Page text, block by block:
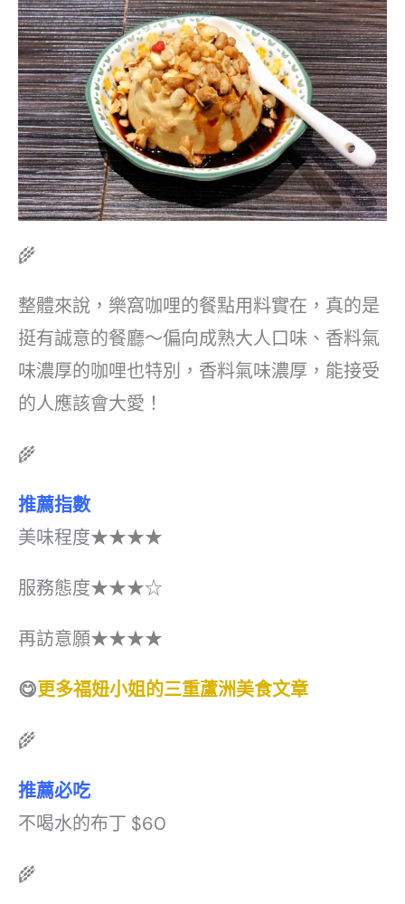
🌾
整體來說，樂窩咖哩的餐點用料實在，真的是
挺有誠意的餐廳～偏向成熟大人口味、香料氣
味濃厚的咖哩也特別，香料氣味濃厚，能接受
的人應該會大愛！
🌾
推薦指數
美味程度★★★★
服務態度★★★☆
再訪意願★★★★
😋更多福妞小姐的三重蘆洲美食文章
🌾
推薦必吃
不喝水的布丁 $60
🌾